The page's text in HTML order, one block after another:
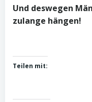
Und deswegen
zulange hängen!
Teilen mit: